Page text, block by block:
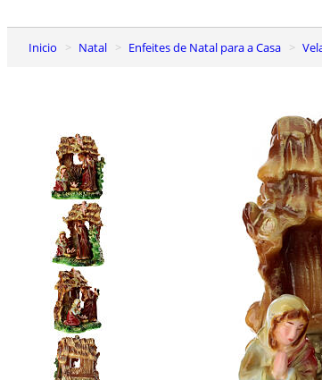
Inicio Natal Enfeites de Natal para a Casa